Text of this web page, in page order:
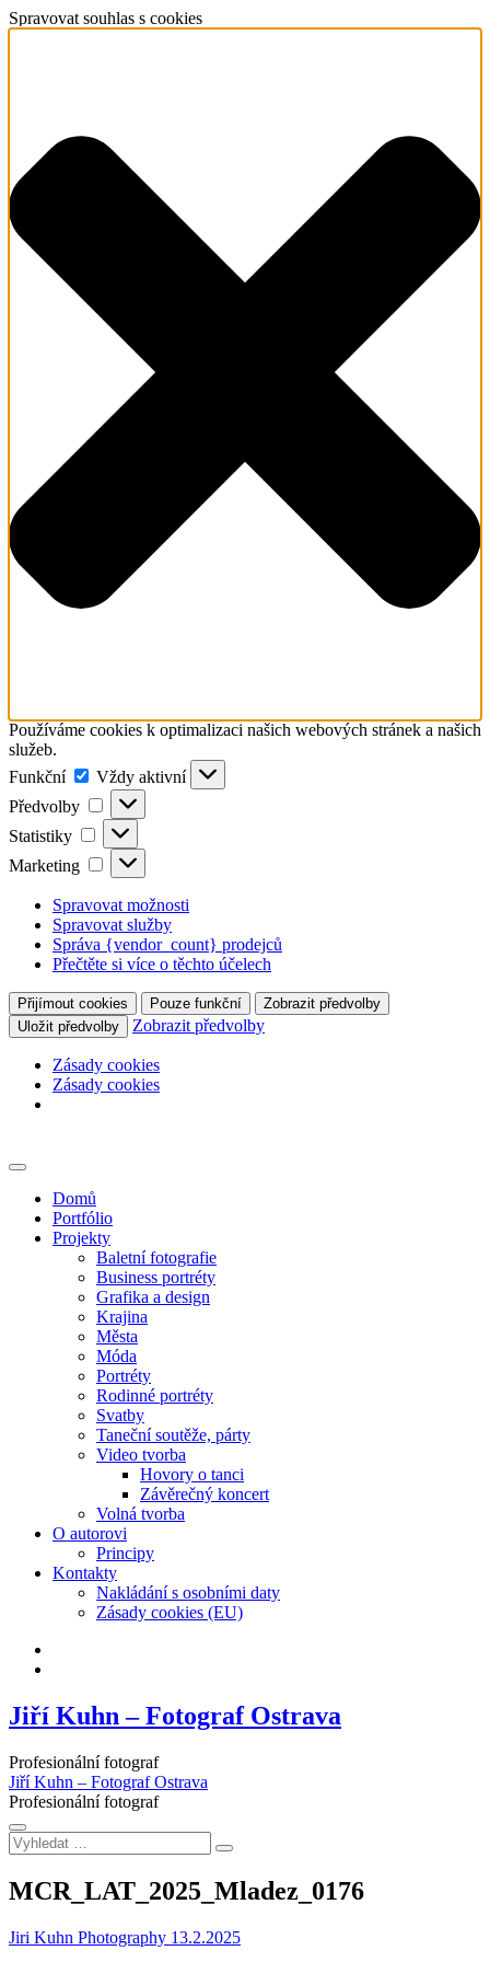
Spravovat souhlas s cookies
Používáme cookies k optimalizaci našich webových stránek a našich
služeb.
Funkční
Funkční
Vždy aktivní
Předvolby
Předvolby
Statistiky Statistiky
Marketing Marketing
Spravovat možnosti
Spravovat služby
Správa {vendor_count} prodejců
Přečtěte si více o těchto účelech
Přijímout cookies Pouze funkční
Zobrazit předvolby
Uložit předvolby
Zobrazit předvolby
Zásady cookies
Zásady cookies
to
Domů
Portfólio
Projekty
Baletní fotografie
Business portréty
Grafika a design
Krajina
Města
Móda
Portréty
Rodinné portréty
Svatby
Taneční soutěže, párty
Video tvorba
Hovory o tanci
Závěrečný koncert
Volná tvorba
O autorovi
Principy
Kontakty
Nakládání s osobními daty
Zásady cookies (EU)
Jiří Kuhn – Fotograf Ostrava
Profesionální fotograf
Jiří Kuhn – Fotograf Ostrava
Profesionální fotograf
Vyhledat
…
MCR_LAT_2025_Mladez_0176
Jiri Kuhn Photography 13.2.2025